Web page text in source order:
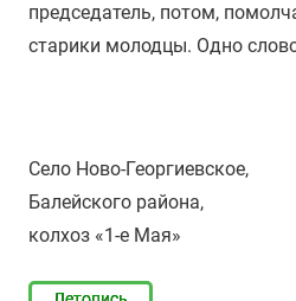
председатель, потом,
старики молодцы. Одно
Село Ново-Георгиевское,
Балейского района,
колхоз «1-е Мая»